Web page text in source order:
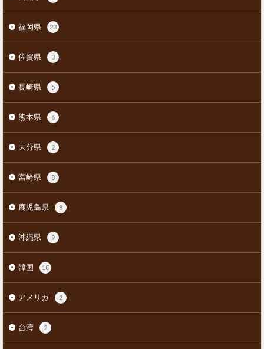
福岡県 23
佐賀県 3
長崎県 5
熊本県 6
大分県 2
宮崎県 8
鹿児島県 8
沖縄県 9
韓国 10
アメリカ 2
台湾 2